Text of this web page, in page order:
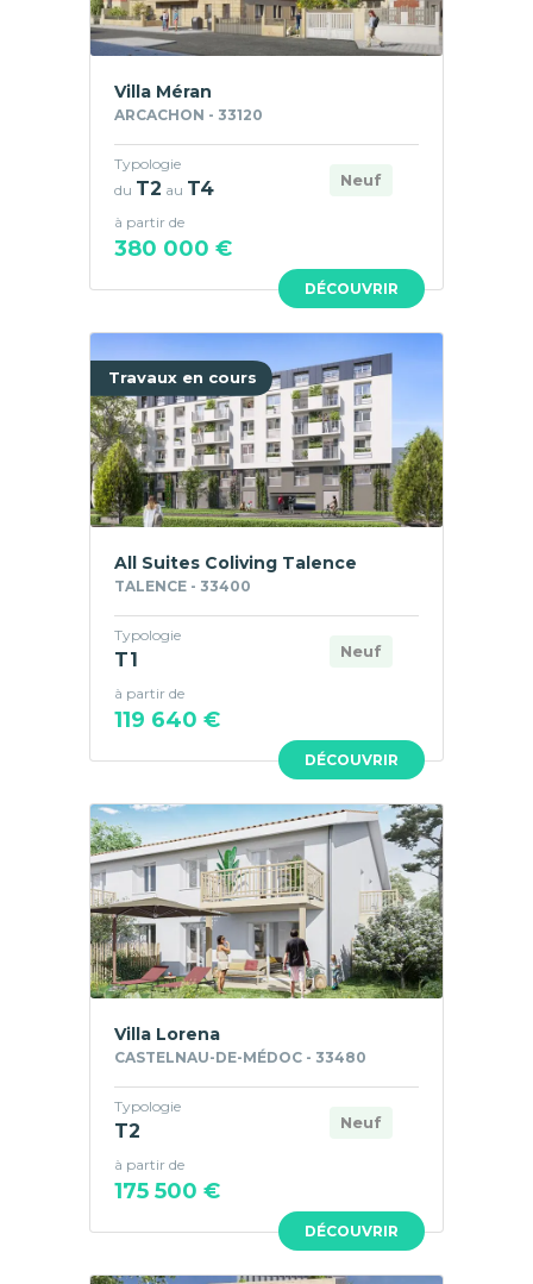
DÉCOUVRIR
Villa Méran
ARCACHON - 33120
Neuf
Typologie
du T2 au T4
à partir de
380 000 €
Travaux en cours
DÉCOUVRIR
All Suites Coliving Talence
TALENCE - 33400
Neuf
Typologie
T1
à partir de
119 640 €
DÉCOUVRIR
Villa Lorena
CASTELNAU-DE-MÉDOC - 33480
Neuf
Typologie
T2
à partir de
175 500 €